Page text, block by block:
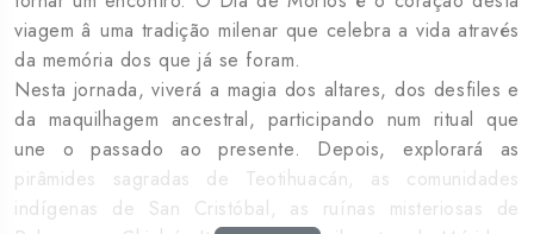
viagem â uma tradição milenar que celebra a vida através
da memória dos que já se foram.
Nesta jornada, viverá a magia dos altares, dos desfiles e
da maquilhagem ancestral, participando num ritual que
une o passado ao presente. Depois, explorará as
pirâmides sagradas de Teotihuacán, as comunidades
indígenas de San Cristóbal, as ruínas misteriosas de